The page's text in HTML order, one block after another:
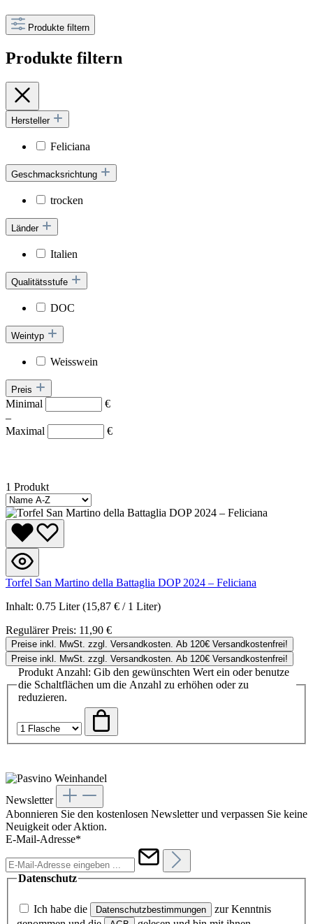
Produkte filtern
Produkte filtern
Hersteller
Feliciana
Geschmacksrichtung
trocken
Länder
Italien
Qualitätsstufe
DOC
Weintyp
Weisswein
Preis
Minimal
€
–
Maximal
€
1 Produkt
Torfel San Martino della Battaglia DOP 2024 – Feliciana
Inhalt: 0.75 Liter(15,87 € / 1 Liter)
Regulärer Preis: 11,90 €
Preise inkl. MwSt. zzgl. Versandkosten. Ab 120€ Versandkostenfrei!
Preise inkl. MwSt. zzgl. Versandkosten. Ab 120€ Versandkostenfrei!
Produkt Anzahl: Gib den gewünschten Wert ein oder benutze
die Schaltflächen um die Anzahl zu erhöhen oder zu
reduzieren.
Newsletter
Abonnieren Sie den kostenlosen Newsletter und verpassen Sie keine
Neuigkeit oder Aktion.
E-Mail-Adresse*
Datenschutz
Ich habe die Datenschutzbestimmungen
zur Kenntnis